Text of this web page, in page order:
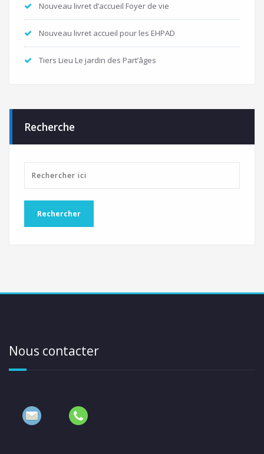
Nouveau livret d’accueil Foyer de vie
Nouveau livret accueil pour les EHPAD
Tiers Lieu Le jardin des Part’âges
Recherche
Nous contacter